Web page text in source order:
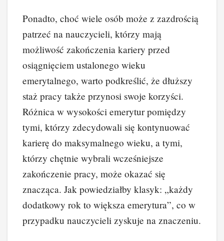
Ponadto, choć wiele osób może z zazdrością
patrzeć na nauczycieli, którzy mają
możliwość zakończenia kariery przed
osiągnięciem ustalonego wieku
emerytalnego, warto podkreślić, że dłuższy
staż pracy także przynosi swoje korzyści.
Różnica w wysokości emerytur pomiędzy
tymi, którzy zdecydowali się kontynuować
karierę do maksymalnego wieku, a tymi,
którzy chętnie wybrali wcześniejsze
zakończenie pracy, może okazać się
znacząca. Jak powiedziałby klasyk: „każdy
dodatkowy rok to większa emerytura”, co w
przypadku nauczycieli zyskuje na znaczeniu.